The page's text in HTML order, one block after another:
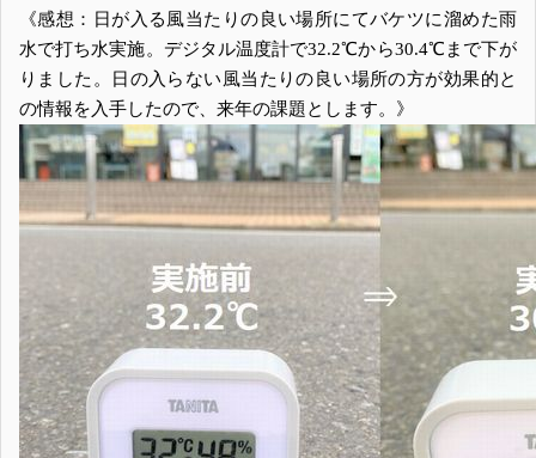
《感想：日が入る風当たりの良い場所にてバケツに溜めた雨
水で打ち水実施。デジタル温度計で32.2℃から30.4℃まで下が
りました。日の入らない風当たりの良い場所の方が効果的と
の情報を入手したので、来年の課題とします。》